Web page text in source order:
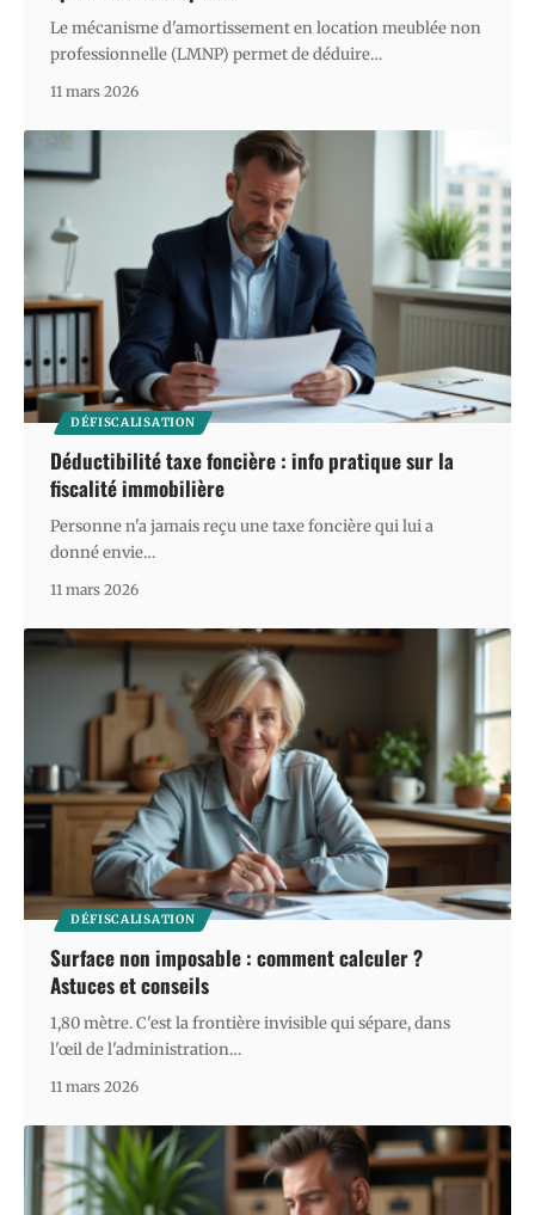
Le mécanisme d'amortissement en location meublée non
professionnelle (LMNP) permet de déduire…
11 mars 2026
DÉFISCALISATION
Déductibilité taxe foncière : info pratique sur la
fiscalité immobilière
Personne n'a jamais reçu une taxe foncière qui lui a
donné envie…
11 mars 2026
DÉFISCALISATION
Surface non imposable : comment calculer ?
Astuces et conseils
1,80 mètre. C'est la frontière invisible qui sépare, dans
l'œil de l'administration…
11 mars 2026